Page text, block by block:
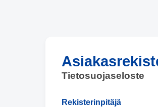
Tietosuojaseloste
Rekisterinpitäjä